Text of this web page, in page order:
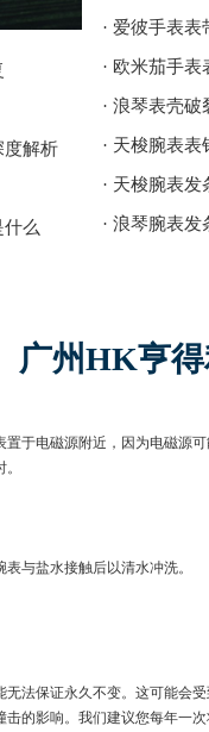
度解析
么
· 爱彼手表
· 欧米茄手
· 浪琴表壳
· 天梭腕表
· 天梭腕表
· 浪琴腕表
广州HK亨
置于电磁源附近，因为电磁源
与盐水接触后以清水冲洗。
无法保证永久不变。这可能会
击的影响。我们建议您每年一